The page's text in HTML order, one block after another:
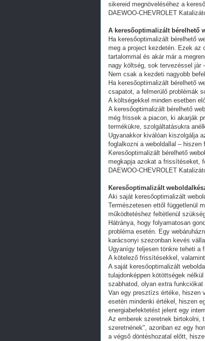
sikereid megnöveléséhez a
DAEWOO-CHEVROLET
A keresőoptimalizált bérelhető
Ha keresőoptimalizált bérelhető
meg a project kezdetén. Ezek az
tartalommal és akár már a
nagy költség, sok tervezéssel jár
Nem csak a kezdeti nagyobb
Ha keresőoptimalizált bérelhető
csapatot, a felmerülő problémák
A költségekkel minden esetben
A keresőoptimalizált bérelhető
még frissek a piacon, ki akarják
termékükre, szolgáltatásukra
Ugyanakkor kiválóan kiszolgálja
foglalkozni a weboldallal –
Keresőoptimalizált bérelhető
megkapja azokat a frissítéseket,
DAEWOO-CHEVROLET
Keresőoptimalizált
Aki saját keresőoptimalizált
Természetesen ettől függetlenül
működtetéshez feltétlenül
Hátránya, hogy folyamatosan
probléma esetén. Egy
karácsonyi szezonban kevés
Ugyanígy teljesen tönkre teheti a
A kötelező frissítésekkel,
A saját keresőoptimalizált
tulajdonképpen kötöttségek
szabhatod, olyan extra
Van egy presztízs értéke, hiszen
esetén mindenki értékel, hiszen
energiabefektetést jelent egy
Az emberek szeretnek birtokolni,
szeretnének", azonban ez egy
a végső döntéshozatal előtt,